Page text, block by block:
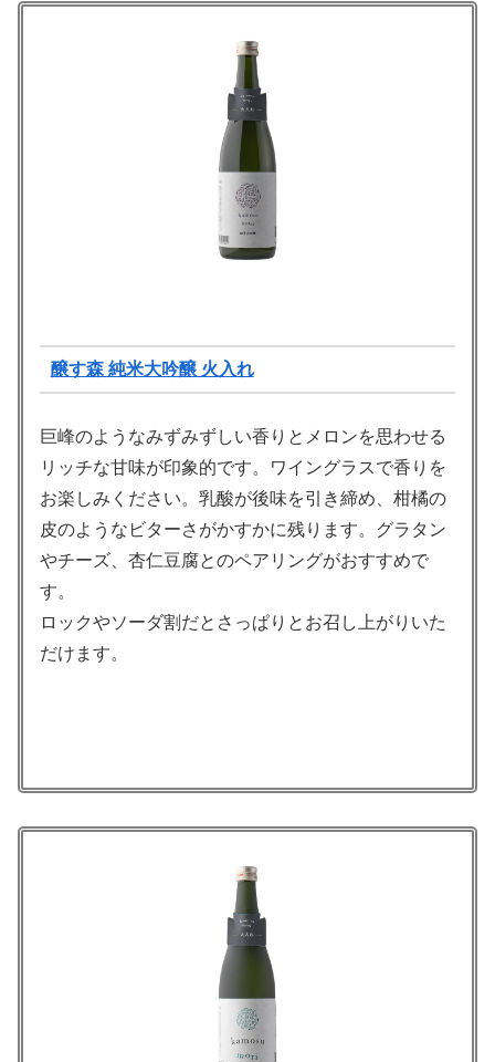
醸す森 純米大吟醸 火入れ
巨峰のようなみずみずしい香りとメロンを思わせる
リッチな甘味が印象的です。ワイングラスで香りを
お楽しみください。乳酸が後味を引き締め、柑橘の
皮のようなビターさがかすかに残ります。グラタン
やチーズ、杏仁豆腐とのペアリングがおすすめで
す。
ロックやソーダ割だとさっぱりとお召し上がりいた
だけます。